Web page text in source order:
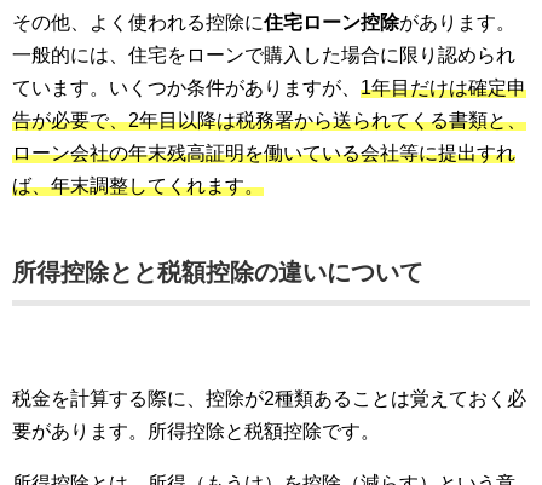
その他、よく使われる控除に住宅ローン控除があります。
一般的には、住宅をローンで購入した場合に限り認められ
ています。いくつか条件がありますが、 1年目だけは確定申
告が必要で、2年目以降は税務署から送られてくる書類と、
ローン会社の年末残高証明を働いている会社等に提出すれ
ば、年末調整してくれます。
所得控除とと税額控除の違いについて
税金を計算する際に、控除が2種類あることは覚えておく必
要があります。所得控除と税額控除です。